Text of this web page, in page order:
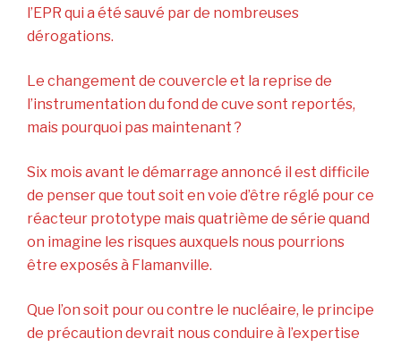
l’EPR qui a été sauvé par de nombreuses
dérogations.
Le changement de couvercle et la reprise de
l’instrumentation du fond de cuve sont reportés,
mais pourquoi pas maintenant ?
Six mois avant le démarrage annoncé il est difficile
de penser que tout soit en voie d’être réglé pour ce
réacteur prototype mais quatrième de série quand
on imagine les risques auxquels nous pourrions
être exposés à Flamanville.
Que l’on soit pour ou contre le nucléaire, le principe
de précaution devrait nous conduire à l’expertise